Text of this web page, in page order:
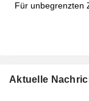
Für unbegrenzten
Aktuelle